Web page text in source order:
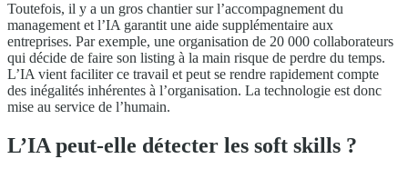
Toutefois, il y a un gros chantier sur l’accompagnement du
management et l’IA garantit une aide supplémentaire aux
entreprises. Par exemple, une organisation de 20 000 collaborateurs
qui décide de faire son listing à la main risque de perdre du temps.
L’IA vient faciliter ce travail et peut se rendre rapidement compte
des inégalités inhérentes à l’organisation. La technologie est donc
mise au service de l’humain.
L’IA peut-elle détecter les soft skills ?